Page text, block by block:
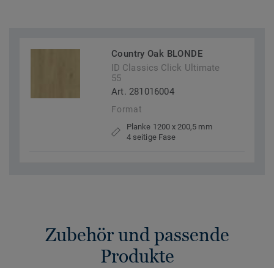
Country Oak BLONDE
ID Classics Click Ultimate
55
Art. 281016004
Format
Planke 1200 x 200,5 mm
4 seitige Fase
Zubehör und passende
Produkte